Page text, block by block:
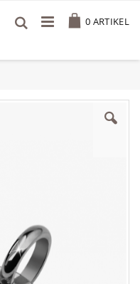
0 ARTIKEL